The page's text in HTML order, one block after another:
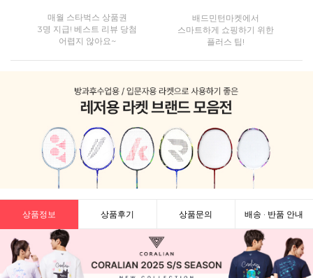
매월 스타벅스 상품권
3명 지급! 베스트 리뷰 당첨
어렵지 않아요~
배드민턴마켓에서
스마트하게 쇼핑하기 위한
플러스 팁!
상품정보 상품후기 상품문의 배송 · 반품 안내